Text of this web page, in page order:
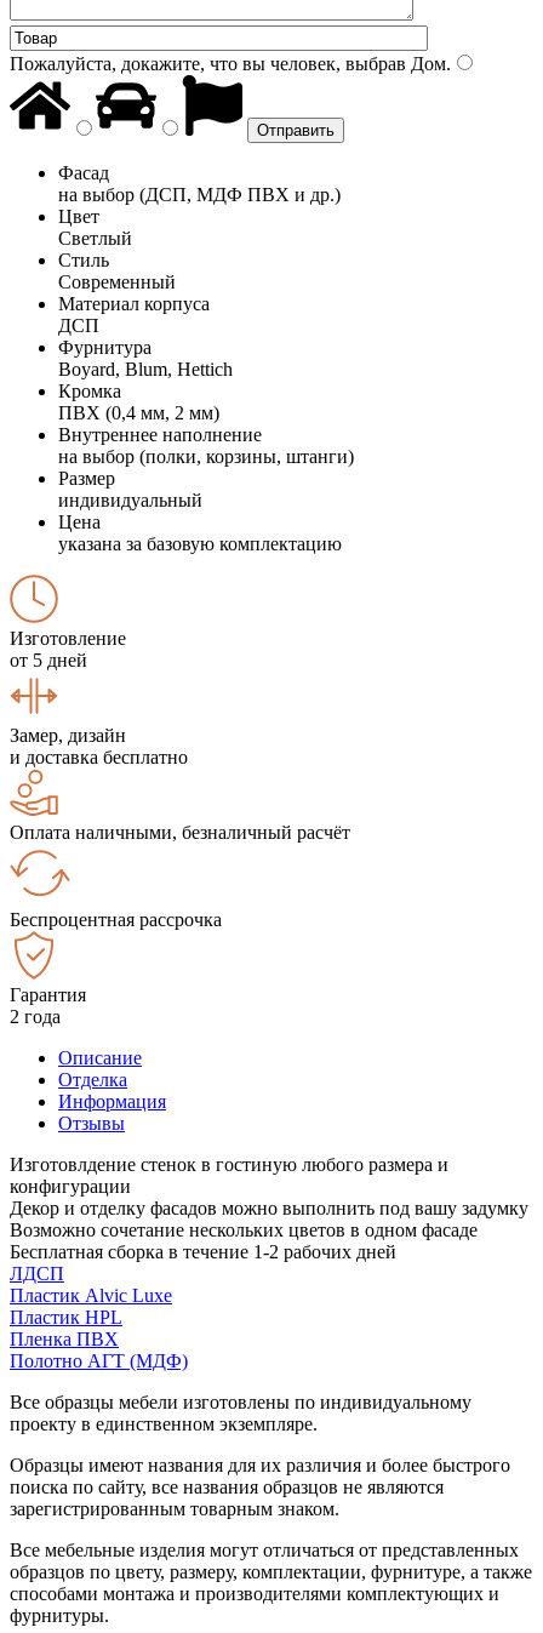
Пожалуйста, докажите, что вы человек, выбрав Дом.
Фасад
на выбор (ДСП, МДФ ПВХ и др.)
Цвет
Светлый
Стиль
Современный
Материал корпуса
ДСП
Фурнитура
Boyard, Blum, Hettich
Кромка
ПВХ (0,4 мм, 2 мм)
Внутреннее наполнение
на выбор (полки, корзины, штанги)
Размер
индивидуальный
Цена
указана за базовую комплектацию
Изготовление
от 5 дней
Замер, дизайн
и доставка бесплатно
Оплата наличными, безналичный расчёт
Беспроцентная рассрочка
Гарантия
2 года
Описание
Отделка
Информация
Отзывы
Изготовлдение стенок в гостиную любого размера и
конфигурации
Декор и отделку фасадов можно выполнить под вашу задумку
Возможно сочетание нескольких цветов в одном фасаде
Бесплатная сборка в течение 1-2 рабочих дней
ЛДСП
Пластик Alvic Luxe
Пластик HPL
Пленка ПВХ
Полотно АГТ (МДФ)
Все образцы мебели изготовлены по индивидуальному
проекту в единственном экземпляре.
Образцы имеют названия для их различия и более быстрого
поиска по сайту, все названия образцов не являются
зарегистрированным товарным знаком.
Все мебельные изделия могут отличаться от представленных
образцов по цвету, размеру, комплектации, фурнитуре, а также
способами монтажа и производителями комплектующих и
фурнитуры.